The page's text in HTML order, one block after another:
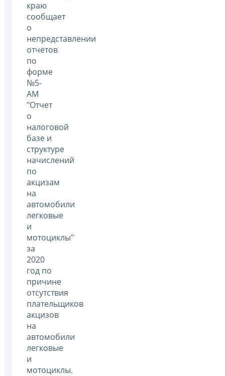
краю
сообщает
о
непредставлении
отчетов
по
форме
№5-
АМ
"Отчет
о
налоговой
базе и
структуре
начислений
по
акцизам
на
автомобили
легковые
и
мотоциклы"
за
2020
год по
причине
отсутствия
плательщиков
акцизов
на
автомобили
легковые
и
мотоциклы.